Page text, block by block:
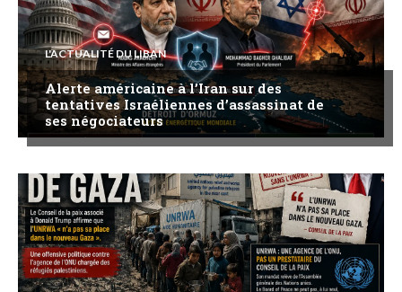
L'ACTUALITÉ DU LIBAN
Alerte américaine à l’Iran sur des
tentatives Israéliennes d’assassinat de
ses négociateurs